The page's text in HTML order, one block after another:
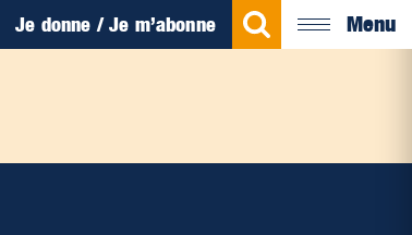
Je donne / Je m’abonne Menu